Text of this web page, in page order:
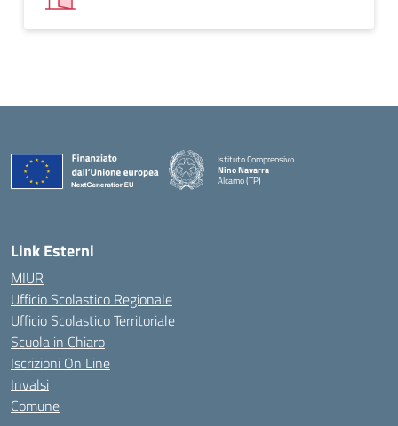
Istituto Comprensivo
Nino Navarra
Alcamo (TP)
Link Esterni
MIUR
Ufficio Scolastico Regionale
Ufficio Scolastico Territoriale
Scuola in Chiaro
Iscrizioni On Line
Invalsi
Comune